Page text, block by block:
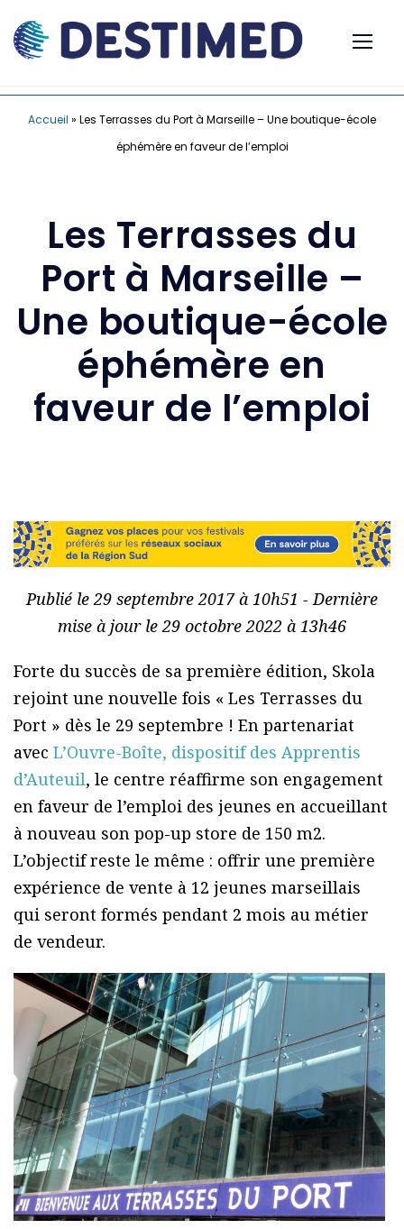
Accueil » Les Terrasses du Port à Marseille – Une boutique-école
éphémère en faveur de l’emploi
Les Terrasses du
Port à Marseille –
Une boutique-école
éphémère en
faveur de l’emploi
Publié le 29 septembre 2017 à 10h51 - Dernière
mise à jour le 29 octobre 2022 à 13h46
Forte du succès de sa première édition, Skola
rejoint une nouvelle fois « Les Terrasses du
Port » dès le 29 septembre ! En partenariat
avec L’Ouvre-Boîte, dispositif des Apprentis
d’Auteuil, le centre réaffirme son engagement
en faveur de l’emploi des jeunes en accueillant
à nouveau son pop-up store de 150 m2.
L’objectif reste le même : offrir une première
expérience de vente à 12 jeunes marseillais
qui seront formés pendant 2 mois au métier
de vendeur.